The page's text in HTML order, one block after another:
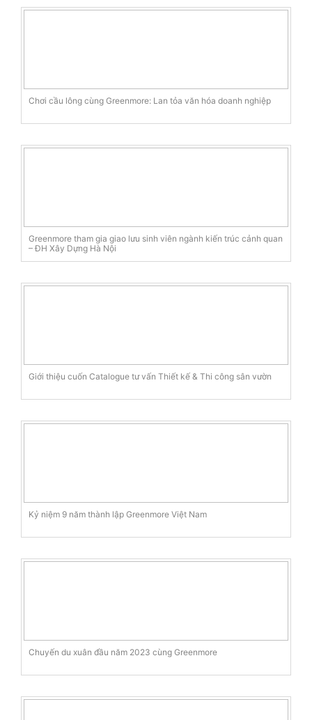
Chơi cầu lông cùng Greenmore: Lan tỏa văn hóa doanh nghiệp
Greenmore tham gia giao lưu sinh viên ngành kiến trúc cảnh quan
– ĐH Xây Dựng Hà Nội
Giới thiệu cuốn Catalogue tư vấn Thiết kế & Thi công sân vườn
Kỷ niệm 9 năm thành lập Greenmore Việt Nam
Chuyến du xuân đầu năm 2023 cùng Greenmore